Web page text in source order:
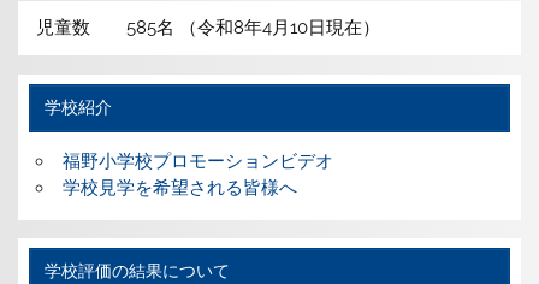
児童数 585名 （令和8年4月10日現在）
学校紹介
福野小学校プロモーションビデオ
学校見学を希望される皆様へ
学校評価の結果について